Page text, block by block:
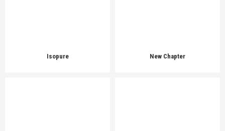
Isopure New Chapter